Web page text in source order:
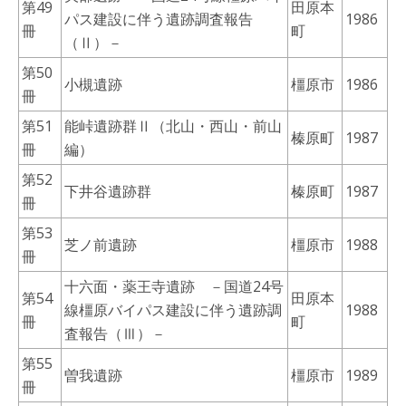
第49
冊
パス建設に伴う遺跡調査報告
（Ⅱ）－
田原本
町
1986
第50
冊
小槻遺跡 橿原市 1986
第51
冊
能峠遺跡群Ⅱ（北山・西山・前山
編）
榛原町 1987
第52
冊
下井谷遺跡群 榛原町 1987
第53
冊
芝ノ前遺跡 橿原市 1988
第54
冊
十六面・薬王寺遺跡 －国道24号
線橿原バイパス建設に伴う遺跡調
査報告（Ⅲ）－
田原本
町
1988
第55
冊
曽我遺跡 橿原市 1989